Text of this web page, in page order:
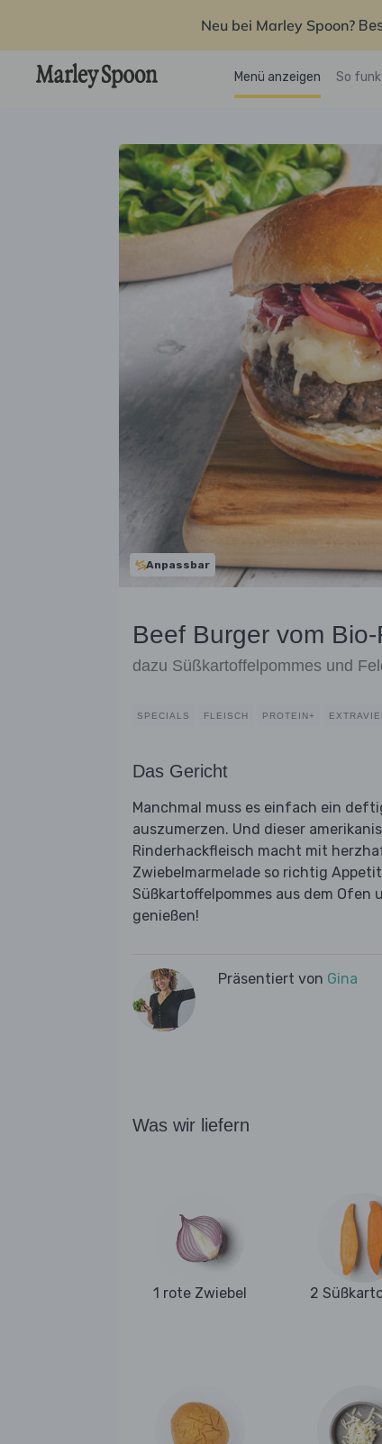
Neu bei Marley Spoon?
Menü anzeigen So
Anpassbar
Beef Burger vom Bio-
dazu Süßkartoffelpommes und
SPECIALS FLEISCH PROTEIN+
Das Gericht
Manchmal muss es einfach ein
auszumerzen. Und dieser
Rinderhackfleisch macht mit
Zwiebelmarmelade so richtig
Süßkartoffelpommes aus dem
genießen!
Präsentiert von Gina
Was wir liefern
1 rote Zwiebel 2